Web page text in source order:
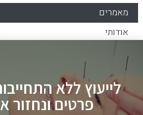
מאמרים
אודותי
לייעוץ ללא
פרטים ונחזור